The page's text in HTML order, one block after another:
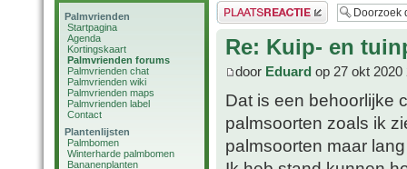
Palmvrienden
Startpagina
Agenda
Kortingskaart
Palmvrienden forums
Palmvrienden chat
Palmvrienden wiki
Palmvrienden maps
Palmvrienden label
Contact
Plantenlijsten
Palmbomen
Winterharde palmbomen
Bananenplanten
Plaats een reactie
Re: Kuip- en
door Eduard op 27 okt 2020
Dat is een behoorlijke
palmsoorten zoals ik
palmsoorten maar